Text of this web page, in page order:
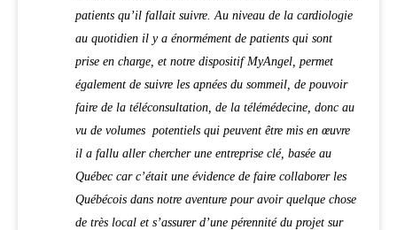
patients qu’il fallait suivre. Au niveau de la cardiologie
au quotidien il y a énormément de patients qui sont
prise en charge, et notre dispositif MyAngel, permet
également de suivre les apnées du sommeil, de pouvoir
faire de la téléconsultation, de la télémédecine, donc au
vu de volumes potentiels qui peuvent être mis en œuvre
il a fallu aller chercher une entreprise clé, basée au
Québec car c’était une évidence de faire collaborer les
Québécois dans notre aventure pour avoir quelque chose
de très local et s’assurer d’une pérennité du projet sur